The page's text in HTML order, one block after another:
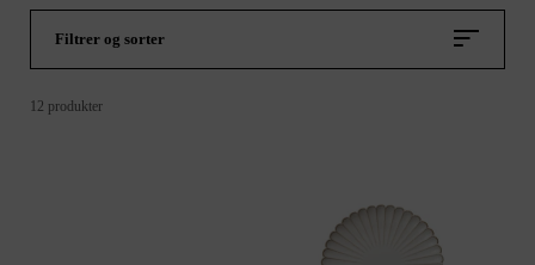
Filtrer og sorter
12 produkter